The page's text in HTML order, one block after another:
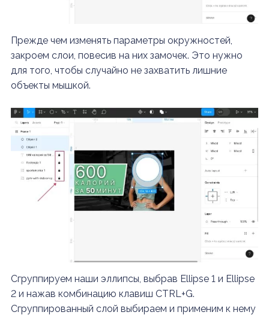
Прежде чем изменять параметры окружностей,
закроем слои, повесив на них замочек. Это нужно
для того, чтобы случайно не захватить лишние
объекты мышкой.
Сгруппируем наши эллипсы, выбрав Ellipse 1 и Ellipse
2 и нажав комбинацию клавиш CTRL+G.
Сгруппированный слой выбираем и применим к нему